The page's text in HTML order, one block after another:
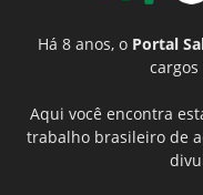
Há 8 anos, o Portal
Aqui você encontra
trabalho brasileiro de